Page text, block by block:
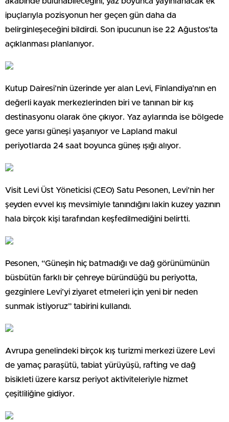
ipuçlarıyla pozisyonun her geçen gün daha da
belirginleşeceğini bildirdi. Son ipucunun ise 22 Ağustos’ta
açıklanması planlanıyor.
Kutup Dairesi’nin üzerinde yer alan Levi, Finlandiya’nın en
değerli kayak merkezlerinden biri ve tanınan bir kış
destinasyonu olarak öne çıkıyor. Yaz aylarında ise bölgede
gece yarısı güneşi yaşanıyor ve Lapland makul
periyotlarda 24 saat boyunca güneş ışığı alıyor.
Visit Levi Üst Yöneticisi (CEO) Satu Pesonen, Levi’nin her
şeyden evvel kış mevsimiyle tanındığını lakin kuzey yazının
hala birçok kişi tarafından keşfedilmediğini belirtti.
Pesonen, “Güneşin hiç batmadığı ve dağ görünümünün
büsbütün farklı bir çehreye büründüğü bu periyotta,
gezginlere Levi’yi ziyaret etmeleri için yeni bir neden
sunmak istiyoruz” tabirini kullandı.
Avrupa genelindeki birçok kış turizmi merkezi üzere Levi
de yamaç paraşütü, tabiat yürüyüşü, rafting ve dağ
bisikleti üzere karsız periyot aktiviteleriyle hizmet
çeşitliliğine gidiyor.